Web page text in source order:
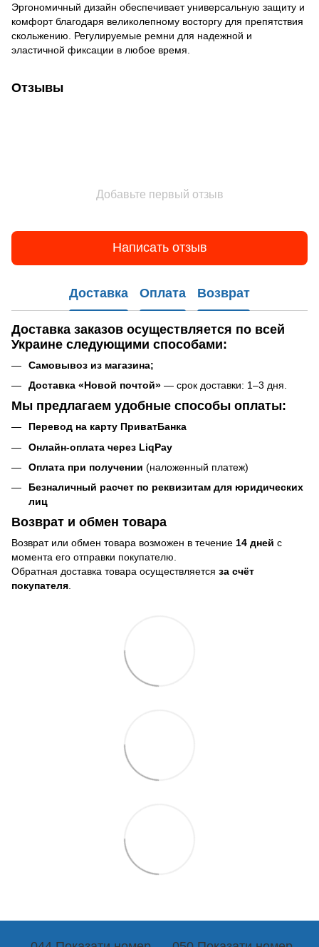
Эргономичный дизайн обеспечивает универсальную защиту и
комфорт благодаря великолепному восторгу для препятствия
скольжению. Регулируемые ремни для надежной и
эластичной фиксации в любое время.
Отзывы
Добавьте первый отзыв
Написать отзыв
Доставка Оплата Возврат
Доставка заказов осуществляется по всей
Украине следующими способами:
Самовывоз из магазина;
Доставка «Новой почтой» — срок доставки: 1–3 дня.
Мы предлагаем удобные способы оплаты:
Перевод на карту ПриватБанка
Онлайн-оплата через LiqPay
Оплата при получении (наложенный платеж)
Безналичный расчет по реквизитам для юридических
лиц
Возврат и обмен товара
Возврат или обмен товара возможен в течение 14 дней с
момента его отправки покупателю.
Обратная доставка товара осуществляется за счёт
покупателя